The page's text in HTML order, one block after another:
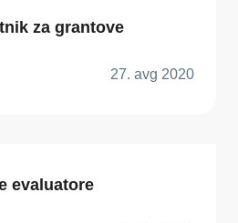
za grantove
27. avg 2020
evaluatore